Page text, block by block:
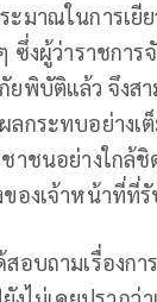
มาณในการเยีย
ซึ่งผู้ว่าราชการ
พิบัติแล้ว จึงสา
กระทบอย่างเ
าชนอย่างใกล้
องเจ้าหน้าที่ที่
อบถามเรื่องกา